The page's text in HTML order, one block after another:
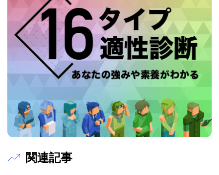
関連記事